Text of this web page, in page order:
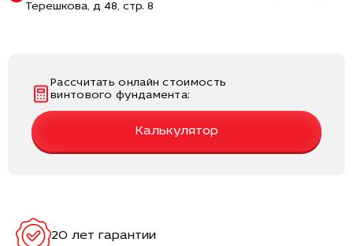
Терешкова, д 48, стр. 8
Рассчитать онлайн стоимость
винтового фундамента:
Калькулятор
20 лет гарантии